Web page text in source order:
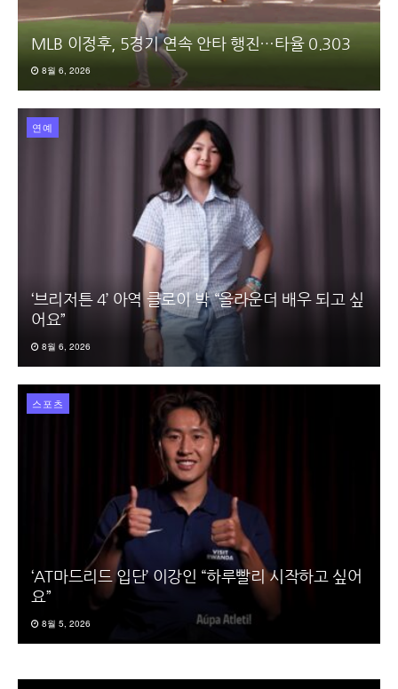
MLB 이정후, 5경기 연속 안타 행진…타율 0.303
8월 6, 2026
연예
‘브리저튼 4’ 아역 클로이 박 “올라운더 배우 되고 싶
어요”
8월 6, 2026
스포츠
‘AT마드리드 입단’ 이강인 “하루빨리 시작하고 싶어
요”
8월 5, 2026